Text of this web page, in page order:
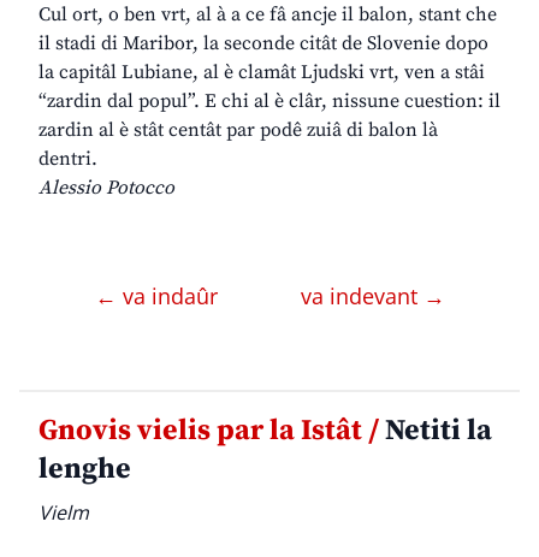
Cul ort, o ben vrt, al à a ce fâ ancje il balon, stant che
il stadi di Maribor, la seconde citât de Slovenie dopo
la capitâl Lubiane, al è clamât Ljudski vrt, ven a stâi
“zardin dal popul”. E chi al è clâr, nissune cuestion: il
zardin al è stât centât par podê zuiâ di balon là
dentri.
Alessio Potocco
← va indaûr va indevant →
Gnovis vielis par la Istât /Netiti la
lenghe
Vielm